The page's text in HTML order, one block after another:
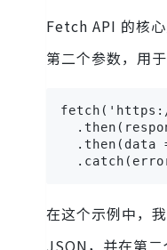
Fetch API 的核
第二个参数，用
.then(data
在这个示例中，
JSON，并在第二